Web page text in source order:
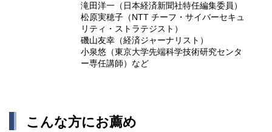
滝田洋一（日本経済新聞社特任編集委員）
松原実穂子（NTT チーフ・サイバーセキュ
リティ・ストラテジスト）
磯山友幸（経済ジャーナリスト）
小泉悠（東京大学先端科学技術研究センタ
ー専任講師）など
こんな方にお薦め